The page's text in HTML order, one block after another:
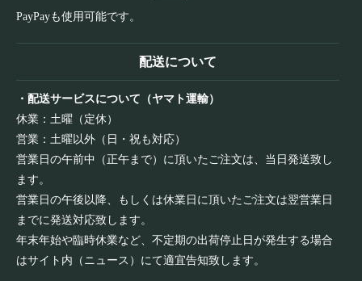
PayPayも使用可能です。
配送について
・配送サービスについて（ヤマト運輸）
休業：土曜（定休）
営業：土曜以外（日・祝も対応）
営業日の午前中（正午まで）に頂いたご注文は、当日発送致し
ます。
営業日の午後以降、もしくは休業日に頂いたご注文は翌営業日
までに発送対応致します。
年末年始や臨時休業など、不定期の出荷停止日が発生する場合
はサイト内（ニュース）にて適宜告知致します。